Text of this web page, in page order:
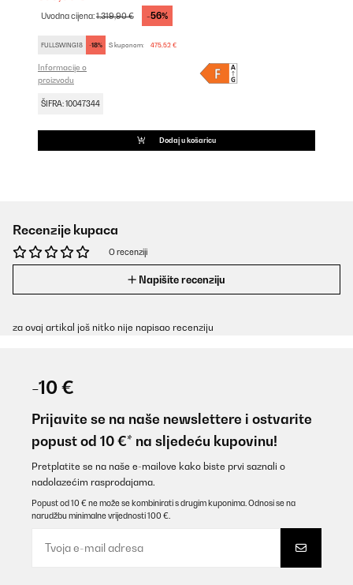
Uvodna cijena:1.319,90 € -56%
FULLSWING18 -18% S kuponom: 475,52 €
Informacije o
proizvodu
ŠIFRA: 10047344
Dodaj u košaricu
Recenzije kupaca
O recenziji
Napišite recenziju
za ovaj artikal još nitko nije napisao recenziju
-10 €
Prijavite se na naše newslettere i ostvarite
popust od 10 €* na sljedeću kupovinu!
Pretplatite se na naše e-mailove kako biste prvi saznali o
nadolazećim rasprodajama.
Popust od 10 € ne može se kombinirati s drugim kuponima. Odnosi se na
narudžbu minimalne vrijednosti 100 €.